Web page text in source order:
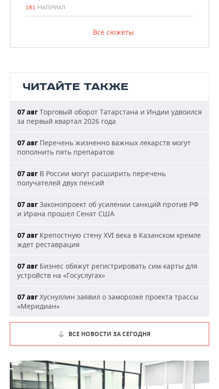
181 МАТЕРИАЛ
Все сюжеты
ЧИТАЙТЕ ТАКЖЕ
07 авг Торговый оборот Татарстана и Индии удвоился
за первый квартал 2026 года
07 авг Перечень жизненно важных лекарств могут
пополнить пять препаратов
07 авг В России могут расширить перечень
получателей двух пенсий
07 авг Законопроект об усилении санкций против РФ
и Ирана прошел Сенат США
07 авг Крепостную стену XVI века в Казанском кремле
ждет реставрация
07 авг Бизнес обяжут регистрировать сим-карты для
устройств на «Госуслугах»
07 авг Хуснуллин заявил о заморозке проекта трассы
«Меридиан»
ВСЕ НОВОСТИ ЗА СЕГОДНЯ